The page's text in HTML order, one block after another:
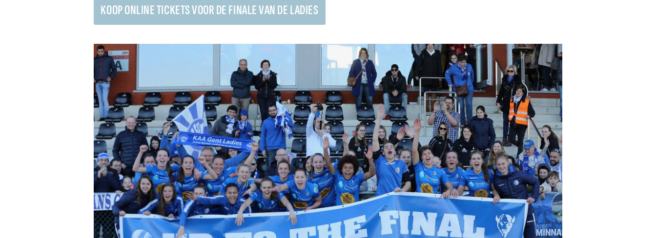
KOOP ONLINE TICKETS VOOR DE FINALE VAN DE LADIES